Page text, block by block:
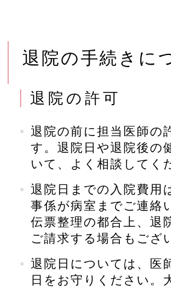
退院の手続きに
退院の許可
退院の前に担当医師の
す。退院日や退院後の
いて、よく相談してく
退院日までの入院費用
事係が病室までご連絡
伝票整理の都合上、退
ご請求する場合もござ
退院日については、医
日をお守りください。